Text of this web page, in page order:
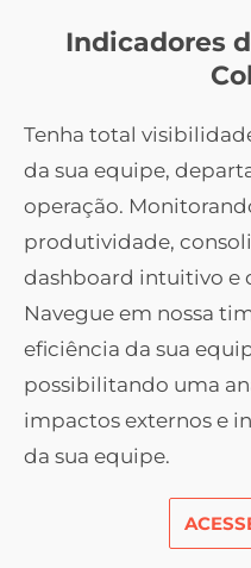
Indicadores
Tenha total
da sua equipe,
operação.
produtividade,
dashboard intuitivo e
Navegue em nossa
eficiência da sua
possibilitando uma
impactos externos e
da sua equipe.